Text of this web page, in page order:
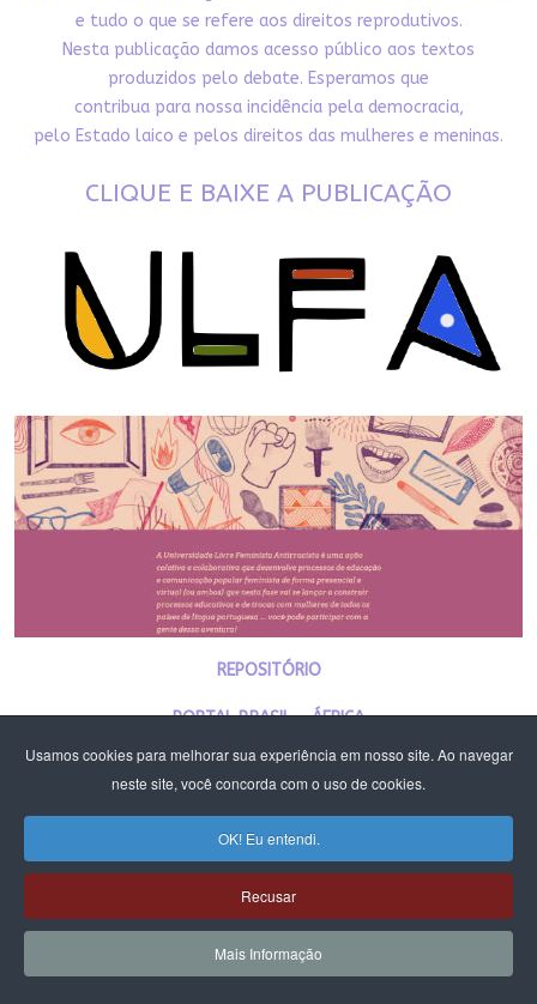
Usamos cookies para melhorar sua experiência em nosso site. Ao navegar
neste site, você concorda com o uso de cookies.
OK! Eu entendi.
Recusar
Mais Informação
e tudo o que se refere aos direitos reprodutivos.
Nesta publicação damos acesso público aos textos
produzidos pelo debate. Esperamos que
contribua para nossa incidência pela democracia,
pelo Estado laico e pelos direitos das mulheres e meninas.
CLIQUE E BAIXE A PUBLICAÇÃO
REPOSITÓRIO
PORTAL BRASIL - ÁFRICA
PLATAFORMA DE CURSOS E ATIVIDADES
PLATAFORMA DE CURSOS E ATIVIDADES DF E RIDE - CFEMEA E MST